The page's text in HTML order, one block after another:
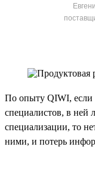
По опыту QIWI, если
специалистов, в ней
специализации, то
ними, и потерь